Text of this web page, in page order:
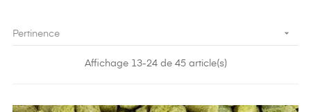
Pertinence 
Affichage 13-24 de 45 article(s)